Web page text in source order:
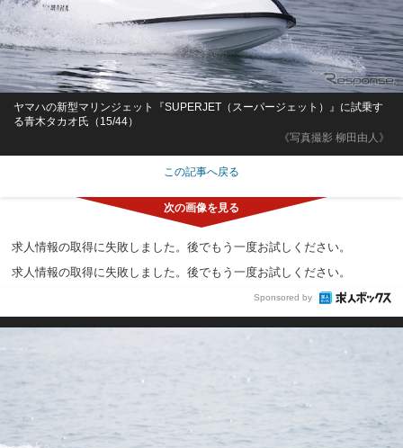
《写真撮影 柳田由人》
ヤマハの新型マリンジェット『SUPERJET（スーパージェット）』に試乗す
る青木タカオ氏（15/44）
この記事へ戻る
求人情報の取得に失敗しました。後でもう一度お試しください。
求人情報の取得に失敗しました。後でもう一度お試しください。
Sponsored by